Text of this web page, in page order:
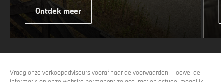
& i5 M Sport Pro Edition kiest u voor een rijk
uitgeruste uitvoering waarin juist de details het
u nog één keer omkijkt voordat u verder loopt.
Ontdek meer
Vraag onze verkoopadviseurs vooraf naar de voorwaarden. Hoewel de